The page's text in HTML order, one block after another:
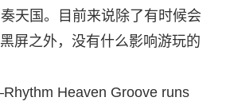
天国。目前来说除了有时候会
屏之外，没有什么影响游玩的
Heaven Groove runs